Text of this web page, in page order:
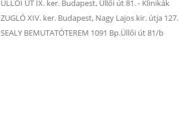
ÜLLŐI ÚT IX. ker. Budapest, Üllői út 81. - Klinikák
ZUGLÓ XIV. ker. Budapest, Nagy Lajos kir. útja 127.
SEALY BEMUTATÓTEREM 1091 Bp.Üllői út 81/b